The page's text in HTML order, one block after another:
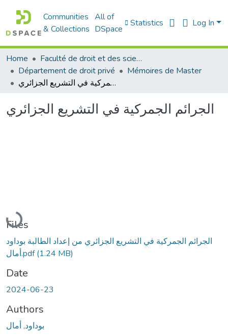
Communities
& Collections
All of
DSpace
Statistics Log In
Home
Faculté de droit et des sciences politiques
Département de droit privé
Mémoires de Master
الجرائم الجمركية في التشريع الجزائري
الجرائم الجمركية في التشريع الجزائري
Loading...
Files
الجرائم الجمركية في التشريع الجزائري من إعداد الطالبة بوداود
أمال.pdf(1.24 MB)
Date
2024-06-23
Authors
بوداود, أمال